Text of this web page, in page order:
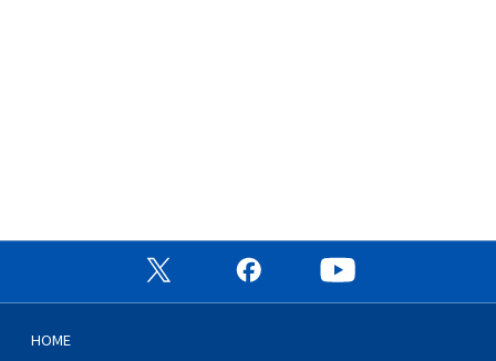
公式X（旧Twitter）ページ
公式Facebookページ
HOME